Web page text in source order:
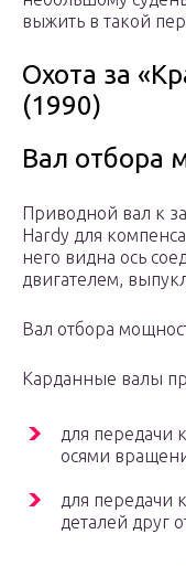
выжить в такой
Охота за
(1990)
Вал отбора
Приводной вал к
Hardy для
него видна ось
двигателем,
Вал отбора
Карданные валы
для передачи
осями
для передачи
деталей друг